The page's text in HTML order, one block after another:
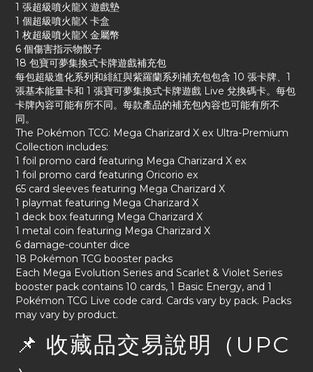
1 張超級噴火龍X 遊戲墊
1 個超級噴火龍X 卡盒
1 枚超級噴火龍X 金屬幣
6 個傷害指示物骰子
18 包寶可夢集換式卡牌遊戲補充包
每包超級進化系列和緋紅與紫羅蘭系列補充包包含 10 張卡牌、1
張基本能量卡和 1 張寶可夢集換式卡牌遊戲 Live 兌換碼卡。每包
卡牌內容可能有所不同。每款產品的補充包內容也可能有所不
同。
The Pokémon TCG: Mega Charizard X ex Ultra-Premium
Collection includes:
1 foil promo card featuring Mega Charizard X ex
1 foil promo card featuring Oricorio ex
65 card sleeves featuring Mega Charizard X
1 playmat featuring Mega Charizard X
1 deck box featuring Mega Charizard X
1 metal coin featuring Mega Charizard X
6 damage-counter dice
18 Pokémon TCG booster packs
Each Mega Evolution Series and Scarlet & Violet Series
booster pack contains 10 cards, 1 Basic Energy, and 1
Pokémon TCG Live code card. Cards vary by pack. Packs
may vary by product.
📌 收藏品交易說明（UPC